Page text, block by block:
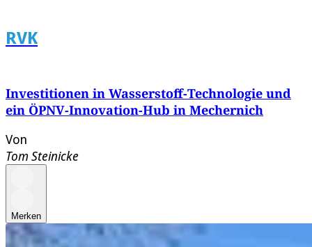
RVK
Investitionen in Wasserstoff-Technologie und
ein ÖPNV-Innovation-Hub in Mechernich
Von
Tom Steinicke
Merken